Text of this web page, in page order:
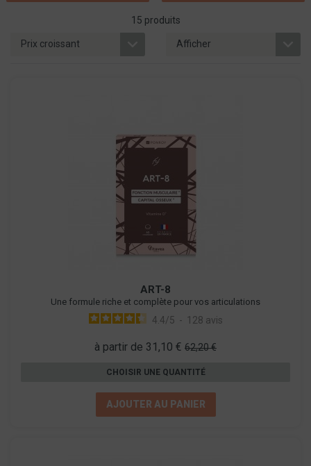
15 produits
ART-8
Une formule riche et complète pour vos articulations
4.4/5 - 128 avis
à partir de 31,10 € 62,20 €
CHOISIR UNE QUANTITÉ
AJOUTER AU PANIER